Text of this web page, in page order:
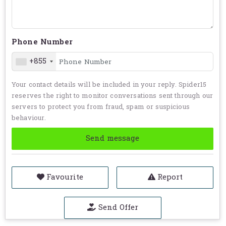
optimal performance and protection.
Key Features:
Smooth Gear Shifting – Reduces friction for
seamless gear transitions.
Enhanced Protection– Prevents wear and tear,
extending gearbox life.
Heat Resistance– Designed to withstand high
temperatures for consistent performance.
Anti-Rust & Corrosion– Protects gears from rust,
Optimized Viscosity– Ensures proper lubrication
under various riding conditions.
Phone Number
+855
Your contact details will be included in your reply. Spider15
reserves the right to monitor conversations sent through our
servers to protect you from fraud, spam or suspicious
behaviour.
Send message
Favourite Report
Send Offer